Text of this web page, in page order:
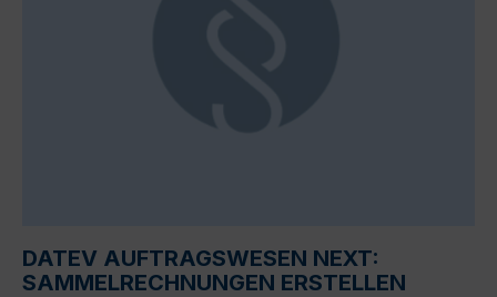
DATEV AUFTRAGSWESEN NEXT:
SAMMELRECHNUNGEN ERSTELLEN